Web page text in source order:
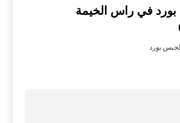
في راس الخيمة
بورد